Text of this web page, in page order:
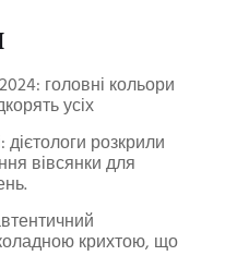
головні кольори
усіх
розкрили
вівсянки для
крихтою, що